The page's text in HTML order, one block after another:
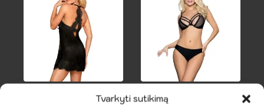
Tvarkyti sutikimąSUBBLIME –